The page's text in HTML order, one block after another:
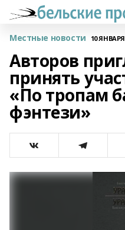
Местные новости 10 ЯНВАРЯ
Авторов
принять
«По тропам
фэнтези»